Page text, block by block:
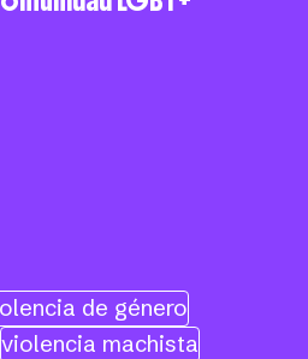
de género
violencia machista